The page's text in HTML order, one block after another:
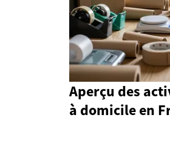
Aperçu des
à domicile en